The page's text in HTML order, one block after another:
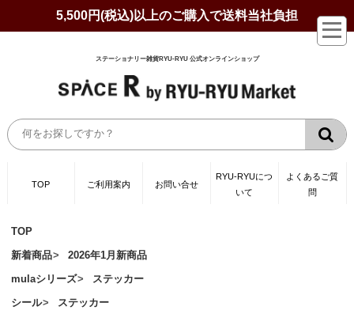
5,500円(税込)以上のご購入で送料当社負担
ステーショナリー雑貨RYU-RYU 公式オンラインショップ
TOP ご利用案内 お問い合せ
RYU-RYUにつ
いて
よくあるご質
問
TOP
新着商品
2026年1月新商品
mulaシリーズ
ステッカー
シール
ステッカー